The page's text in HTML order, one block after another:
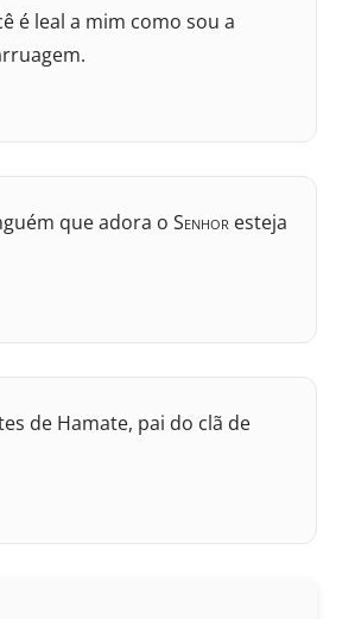
é leal a mim como sou a
que adora o Senhor esteja
de Hamate, pai do clã de